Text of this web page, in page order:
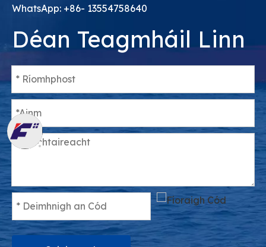
WhatsApp: +86- 13554758640
Déan Teagmháil Linn